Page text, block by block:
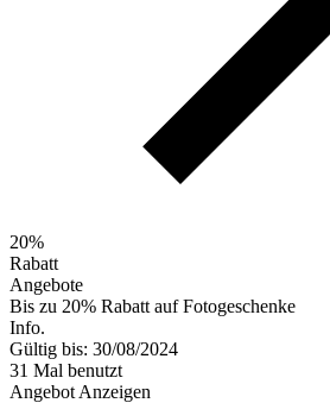
20%
Rabatt
Angebote
Bis zu 20% Rabatt auf Fotogeschenke
Info.
Gültig bis: 30/08/2024
31 Mal benutzt
Angebot Anzeigen